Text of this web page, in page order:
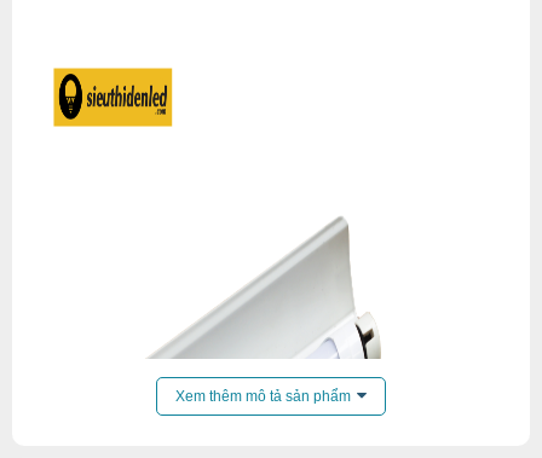
Xem thêm mô tả sản phẩm